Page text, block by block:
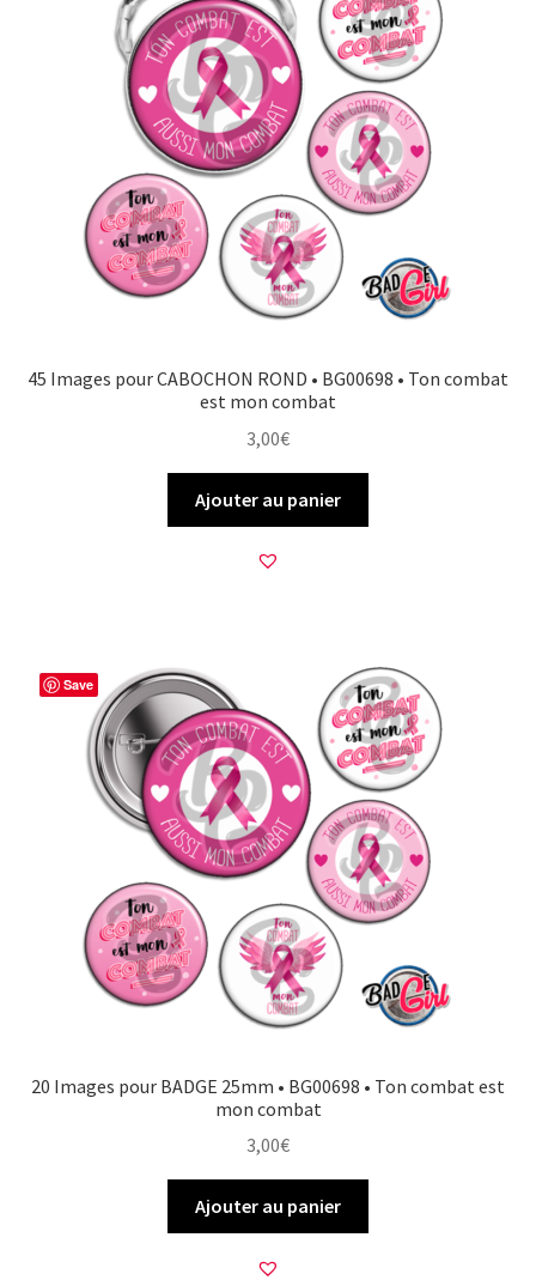
45 Images pour CABOCHON ROND • BG00698 • Ton combat
est mon combat
3,00€
Ajouter au panier
Save
20 Images pour BADGE 25mm • BG00698 • Ton combat est
mon combat
3,00€
Ajouter au panier